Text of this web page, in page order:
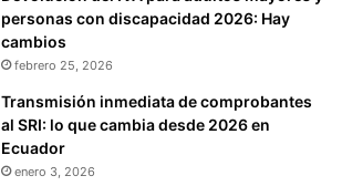
personas con discapacidad 2026: Hay
cambios
febrero 25, 2026
Transmisión inmediata de comprobantes
al SRI: lo que cambia desde 2026 en
Ecuador
enero 3, 2026